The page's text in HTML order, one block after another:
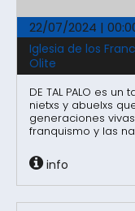
22/07/2024 |
Iglesia de los
Olite
DE TAL PALO es
nietxs y abuelxs
generaciones
franquismo y las
info